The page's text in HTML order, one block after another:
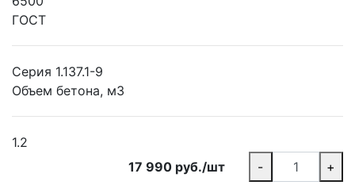
ГОСТ
Серия 1.137.1-9
Объем бетона, м3
1.2
17 990 руб./шт
- +